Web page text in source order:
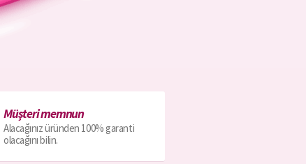
Müşteri memnun
Alacağınız üründen 100% garanti
olacağını bilin.